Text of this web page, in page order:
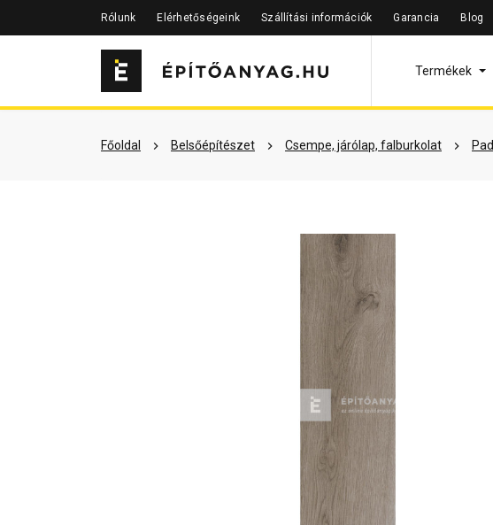
Rólunk Elérhetőségeink Szállítási információk Garancia Blog
Termékek
Főoldal Belsőépítészet Csempe, járólap, falburkolat
Szükséged lehet rá Részletes leírás